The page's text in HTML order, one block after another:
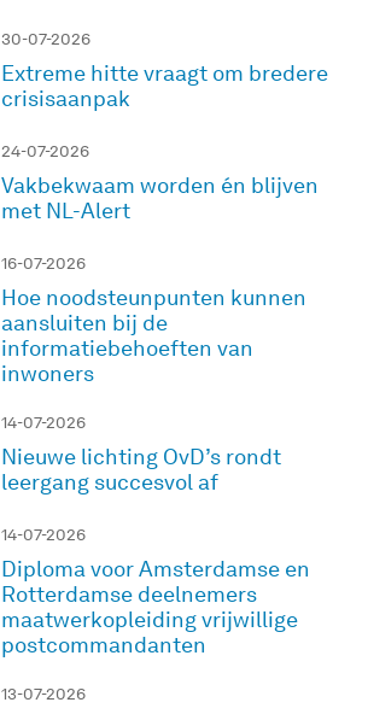
30-07-2026
Extreme hitte vraagt om bredere
crisisaanpak
24-07-2026
Vakbekwaam worden én blijven
met NL-Alert
16-07-2026
Hoe noodsteunpunten kunnen
aansluiten bij de
informatiebehoeften van
inwoners
14-07-2026
Nieuwe lichting OvD’s rondt
leergang succesvol af
14-07-2026
Diploma voor Amsterdamse en
Rotterdamse deelnemers
maatwerkopleiding vrijwillige
postcommandanten
13-07-2026